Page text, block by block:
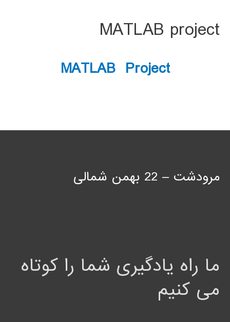
MATLAB project
MATLAB Project
مرودشت – 22 بهمن شمالی
ما راه یادگیری شما را کوتاه
می کنیم